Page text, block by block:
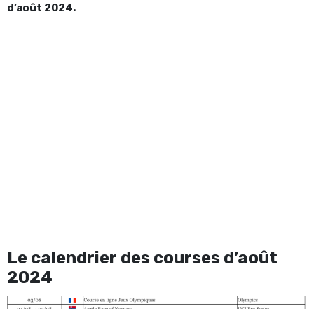
d’août 2024.
Le calendrier des courses d’août
2024